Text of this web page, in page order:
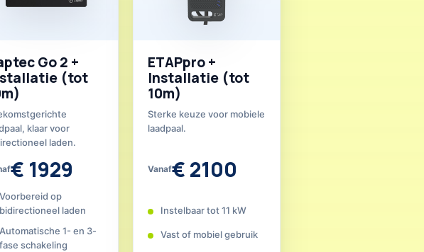
Go 2 +
(tot
klaar voor
laden.
€ 1929
op
laden
1- en 3-
schakeling
ETAPpro +
Installatie (tot
10m)
Sterke keuze voor mobiele
laadpaal.
Vanaf€ 2100
Instelbaar tot 11 kW
Vast of mobiel gebruik